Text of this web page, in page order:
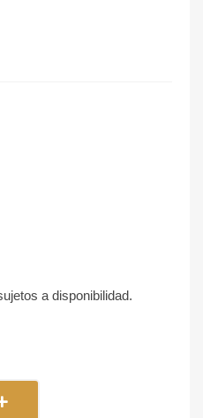
a disponibilidad.